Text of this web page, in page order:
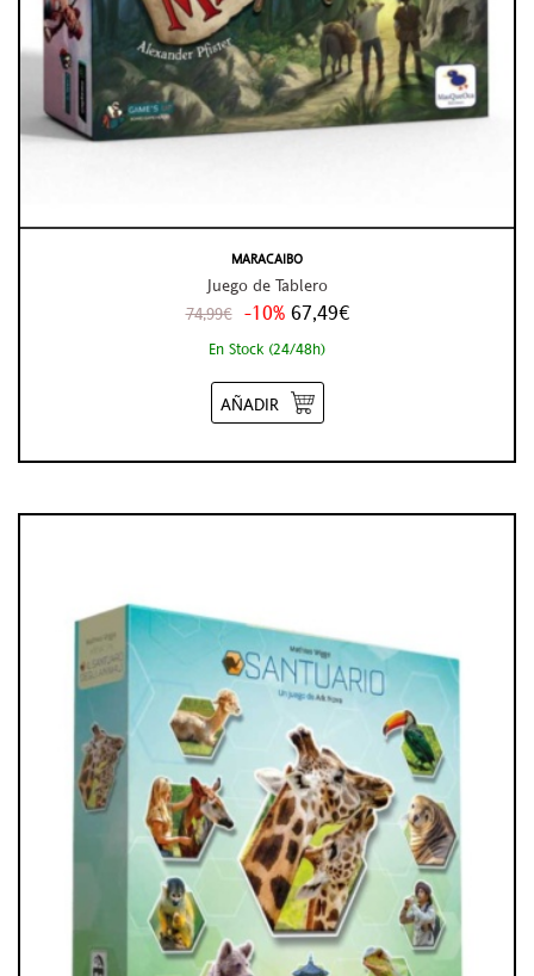
MARACAIBO
Juego de Tablero
74,99€ -10% 67,49€
En Stock (24/48h)
AÑADIR